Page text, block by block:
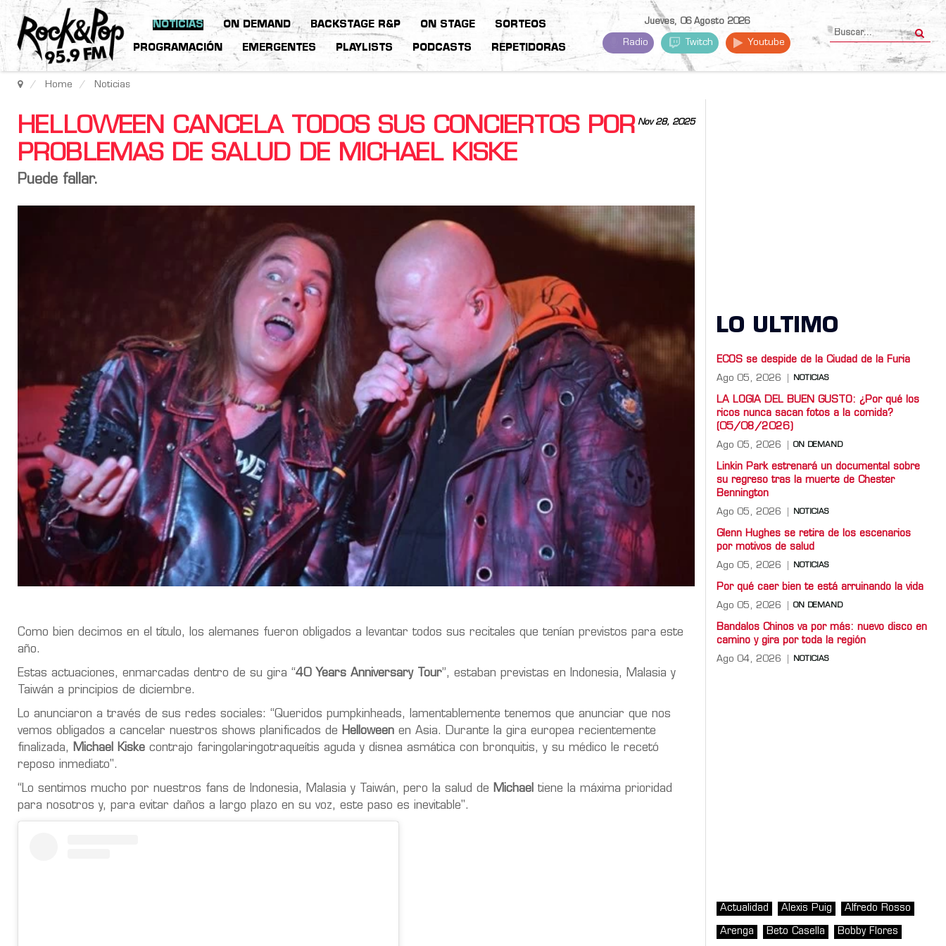
NOTICIAS ON DEMAND BACKSTAGE R&P ON STAGE SORTEOS
PROGRAMACIÓN EMERGENTES PLAYLISTS PODCASTS REPETIDORAS
Jueves, 06 Agosto 2026
Radio Twitch Youtube
Home Noticias
Nov 28, 2025
HELLOWEEN CANCELA TODOS SUS CONCIERTOS POR
PROBLEMAS DE SALUD DE MICHAEL KISKE
Puede fallar.
Como bien decimos en el título, los alemanes fueron obligados a levantar todos sus recitales que tenían previstos para este
año.
Estas actuaciones, enmarcadas dentro de su gira “40 Years Anniversary Tour”, estaban previstas en Indonesia, Malasia y
Taiwán a principios de diciembre.
Lo anunciaron a través de sus redes sociales: “Queridos pumpkinheads, lamentablemente tenemos que anunciar que nos
vemos obligados a cancelar nuestros shows planificados de Helloween en Asia. Durante la gira europea recientemente
finalizada,
Michael Kiske contrajo faringolaringotraqueítis aguda y disnea asmática con bronquitis, y su médico le recetó
reposo inmediato".
“Lo sentimos mucho por nuestros fans de Indonesia, Malasia y Taiwán, pero la salud de Michael tiene la máxima prioridad
para nosotros y, para evitar daños a largo plazo en su voz, este paso es inevitable".
LO ULTIMO
ECOS se despide de la Ciudad de la Furia
Ago 05, 2026 NOTICIAS
LA LOGIA DEL BUEN GUSTO: ¿Por qué los
ricos nunca sacan fotos a la comida?
(05/08/2026)
Ago 05, 2026 ON DEMAND
Linkin Park estrenará un documental sobre
su regreso tras la muerte de Chester
Bennington
Ago 05, 2026 NOTICIAS
Glenn Hughes se retira de los escenarios
por motivos de salud
Ago 05, 2026 NOTICIAS
Por qué caer bien te está arruinando la vida
Ago 05, 2026 ON DEMAND
Bandalos Chinos va por más: nuevo disco en
camino y gira por toda la región
Ago 04, 2026 NOTICIAS
Actualidad Alexis Puig Alfredo Rosso
Arenga Beto Casella Bobby Flores